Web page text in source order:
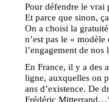
Pour défendre le vrai
Et parce que sinon,
On a choisi la
n’est pas le «
l’engagement de
En France, il y a des
ligne, auxquelles on
ans d’existence. De
Frédéric